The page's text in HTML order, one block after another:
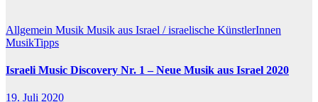
Allgemein Musik Musik aus Israel / israelische KünstlerInnen
MusikTipps
Israeli Music Discovery Nr. 1 – Neue Musik aus Israel 2020
19. Juli 2020